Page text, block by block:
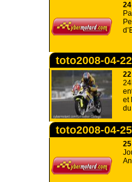
toto2008-04-
et
toto2008-04-